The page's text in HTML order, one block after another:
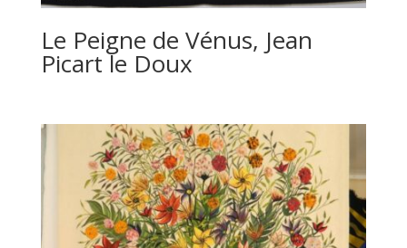
Le Peigne de Vénus, Jean
Picart le Doux